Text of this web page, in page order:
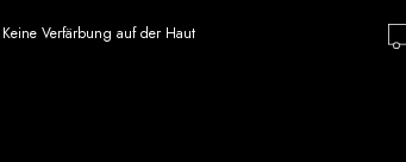
Keine Verfärbung auf der Haut